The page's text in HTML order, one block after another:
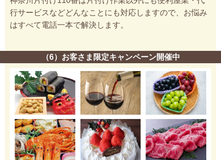
行サービスなどどんなことにも対応しますので、お悩み
はすべて電話一本で解決します。
（6）お客さま限定キャンペーン開催中